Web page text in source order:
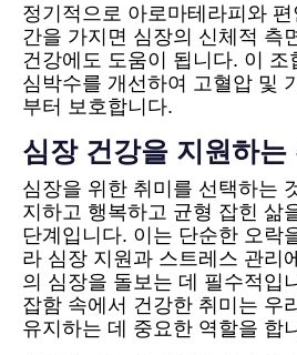
정기적으로 아로마테라피와
간을 가지면 심장의 신체적 측
건강에도 도움이 됩니다. 이 조
심박수를 개선하여 고혈압 및
부터 보호합니다.
심장 건강을 지원하는
심장을 위한 취미를 선택하는
지하고 행복하고 균형 잡힌 삶
단계입니다. 이는 단순한 오락
라 심장 지원과 스트레스 관리
의 심장을 돌보는 데 필수적입
잡함 속에서 건강한 취미는 우
유지하는 데 중요한 역할을 합